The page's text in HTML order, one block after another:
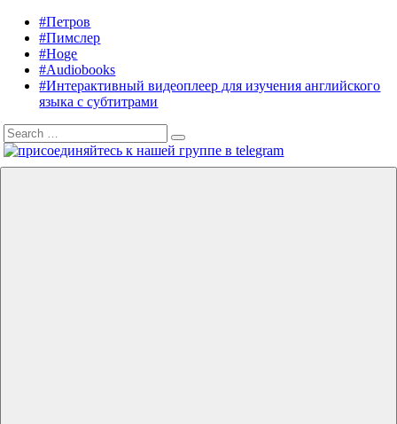
content
Listening
English
Audiobooks
English,
Petrov
English
#Петров
#Пимслер
#Hoge
#Audiobooks
#Интерактивный видеоплеер для изучения английского
языка с субтитрами
Search
for:
Search